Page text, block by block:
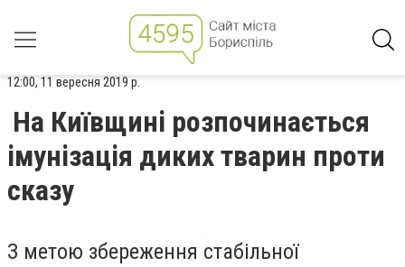
12:00, 11 вересня 2019 р.
На Київщині розпочинається
імунізація диких тварин проти
сказу
З метою збереження стабільної